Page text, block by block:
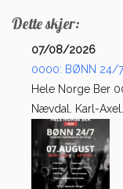
Dette skjer:
07/08/2026
0000: BØNN 24/7
Hele Norge Ber
Nævdal. Karl-Axel...